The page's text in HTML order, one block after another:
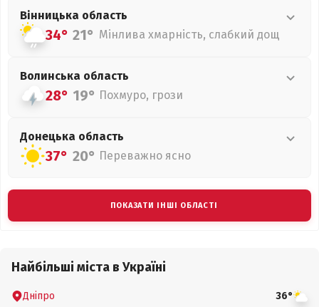
Вінницька область
34° 21° Мінлива хмарність, слабкий дощ
Волинська область
28° 19° Похмуро, грози
Донецька область
37° 20° Переважно ясно
ПОКАЗАТИ ІНШІ ОБЛАСТІ
Найбільші міста в Україні
Дніпро 36°